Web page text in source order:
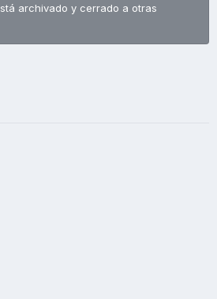
archivado y cerrado a otras